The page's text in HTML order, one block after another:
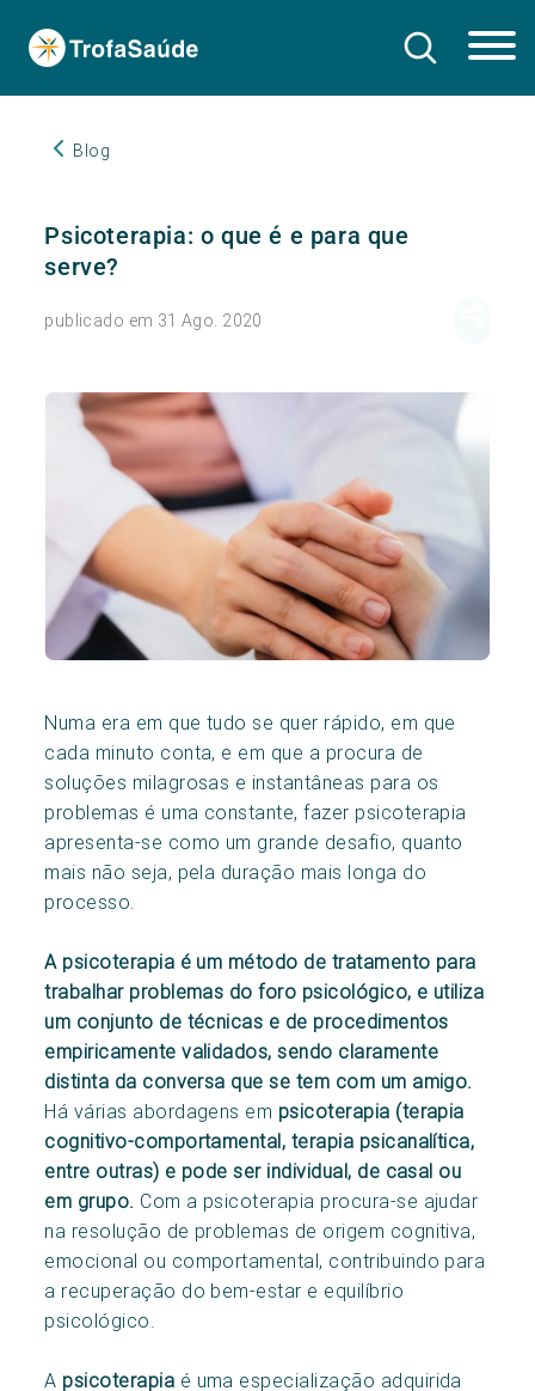
Blog
Psicoterapia: o que é e para que
serve?
publicado em 31 Ago. 2020
Numa era em que tudo se quer rápido, em que
cada minuto conta, e em que a procura de
soluções milagrosas e instantâneas para os
problemas é uma constante, fazer psicoterapia
apresenta-se como um grande desafio, quanto
mais não seja, pela duração mais longa do
processo.
A psicoterapia é um método de tratamento para
trabalhar problemas do foro psicológico, e utiliza
um conjunto de técnicas e de procedimentos
empiricamente validados, sendo claramente
distinta da conversa que se tem com um amigo.
Há várias abordagens em psicoterapia (terapia
cognitivo-comportamental, terapia psicanalítica,
entre outras) e pode ser individual, de casal ou
em grupo. Com a psicoterapia procura-se ajudar
na resolução de problemas de origem cognitiva,
emocional ou comportamental, contribuindo para
a recuperação do bem-estar e equilíbrio
psicológico.
A psicoterapia é uma especialização adquirida